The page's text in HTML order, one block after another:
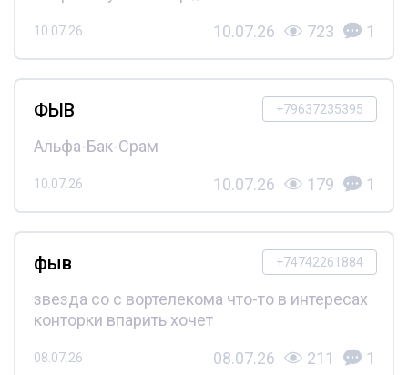
10.07.26 10.07.26 723 1
+79637235395
ФЫВ
Альфа-Бак-Срам
10.07.26 10.07.26 179 1
+74742261884
фыв
звезда со с вортелекома что-то в интересах
конторки впарить хочет
08.07.26 08.07.26 211 1